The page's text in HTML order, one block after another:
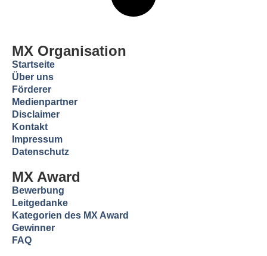
MX Organisation
Startseite
Über uns
Förderer
Medienpartner
Disclaimer
Kontakt
Impressum
Datenschutz
MX Award
Bewerbung
Leitgedanke
Kategorien des MX Award
Gewinner
FAQ